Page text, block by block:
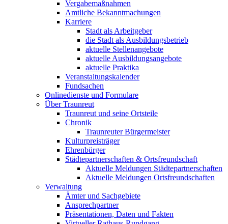
Vergabemaßnahmen
Amtliche Bekanntmachungen
Karriere
Stadt als Arbeitgeber
die Stadt als Ausbildungsbetrieb
aktuelle Stellenangebote
aktuelle Ausbildungsangebote
aktuelle Praktika
Veranstaltungskalender
Fundsachen
Onlinedienste und Formulare
Über Traunreut
Traunreut und seine Ortsteile
Chronik
Traunreuter Bürgermeister
Kulturpreisträger
Ehrenbürger
Städtepartnerschaften & Ortsfreundschaft
Aktuelle Meldungen Städtepartnerschaften
Aktuelle Meldungen Ortsfreundschaften
Verwaltung
Ämter und Sachgebiete
Ansprechpartner
Präsentationen, Daten und Fakten